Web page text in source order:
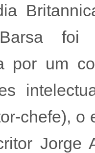
foi
por um
chefe), o
Jorge